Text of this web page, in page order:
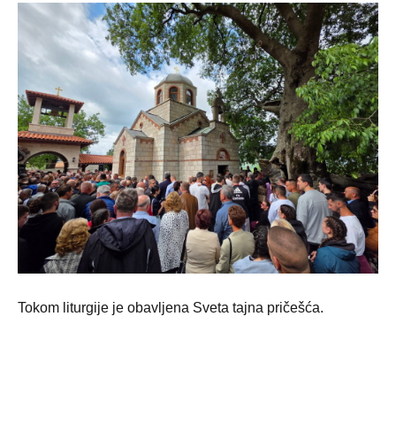
Tokom liturgije je obavljena Sveta tajna pričešća.